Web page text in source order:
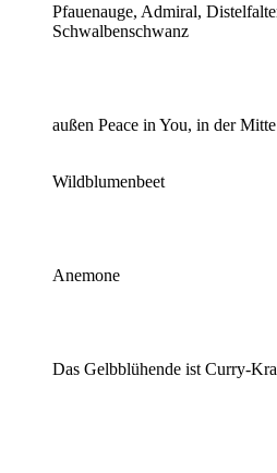
Pfauenauge, Admiral,
Schwalbenschwanz
außen Peace in You, in der
Wildblumenbeet
Anemone
Das Gelbblühende ist Curry-